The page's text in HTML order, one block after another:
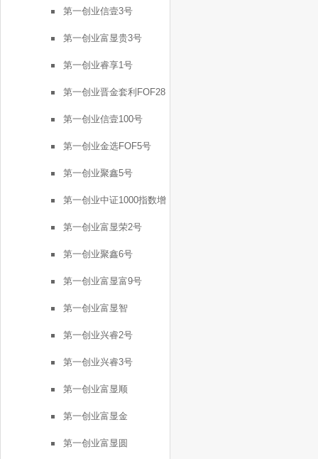
第一创业信壹3号
第一创业富显贵3号
第一创业睿享1号
第一创业晋金套利FOF28
号
第一创业信壹100号
第一创业金选FOF5号
第一创业聚鑫5号
第一创业中证1000指数增
强FOF1号
第一创业富显荣2号
第一创业聚鑫6号
第一创业富显富9号
第一创业富显智
第一创业兴睿2号
第一创业兴睿3号
第一创业富显顺
第一创业富显金
第一创业富显圆